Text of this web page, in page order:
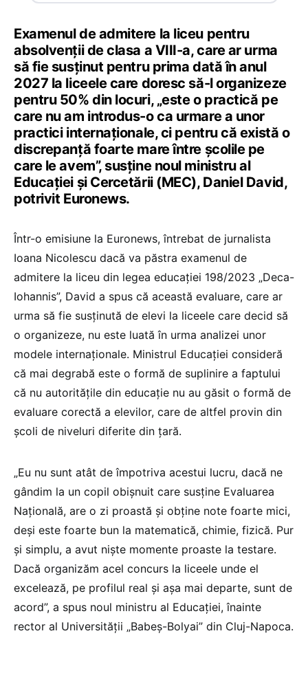
Examenul de admitere la liceu pentru
absolvenții de clasa a VIII-a, care ar urma
să fie susținut pentru prima dată în anul
2027 la liceele care doresc să-l organizeze
pentru 50% din locuri, „este o practică pe
care nu am introdus-o ca urmare a unor
practici internaționale, ci pentru că există o
discrepanță foarte mare între școlile pe
care le avem”, susține noul ministru al
Educației și Cercetării (MEC), Daniel David,
potrivit Euronews.
Într-o emisiune la Euronews, întrebat de jurnalista
Ioana Nicolescu dacă va păstra examenul de
admitere la liceu din legea educației 198/2023 „Deca-
Iohannis”, David a spus că această evaluare, care ar
urma să fie susținută de elevi la liceele care decid să
o organizeze, nu este luată în urma analizei unor
modele internaționale. Ministrul Educației consideră
că mai degrabă este o formă de suplinire a faptului
că nu autoritățile din educație nu au găsit o formă de
evaluare corectă a elevilor, care de altfel provin din
școli de niveluri diferite din țară.
„Eu nu sunt atât de împotriva acestui lucru, dacă ne
gândim la un copil obișnuit care susține Evaluarea
Națională, are o zi proastă și obține note foarte mici,
deși este foarte bun la matematică, chimie, fizică. Pur
și simplu, a avut niște momente proaste la testare.
Dacă organizăm acel concurs la liceele unde el
excelează, pe profilul real și așa mai departe, sunt de
acord”, a spus noul ministru al Educației, înainte
rector al Universității „Babeș-Bolyai” din Cluj-Napoca.